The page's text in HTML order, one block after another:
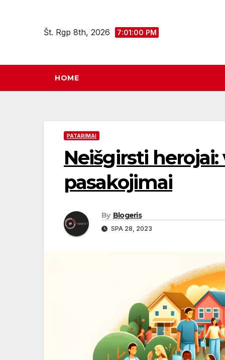
Št. Rgp 8th, 2026 7:01:01 PM
HOME
PATARIMAI
Neišgirsti
pasakojimai
By Blogeris
SPA 28, 2023